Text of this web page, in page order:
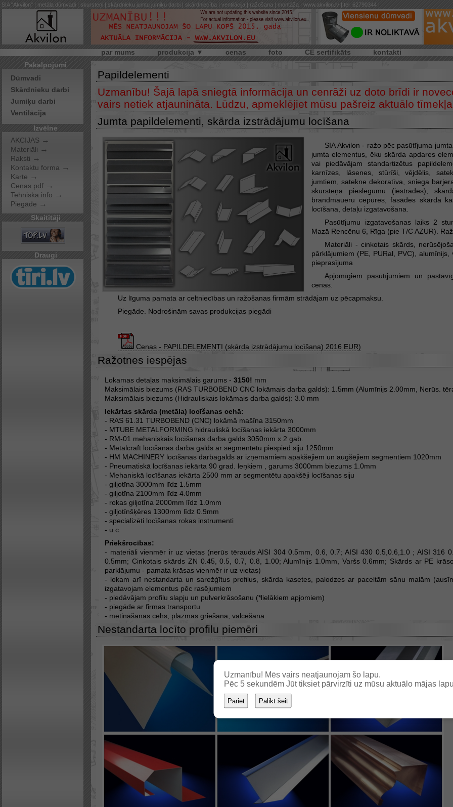
SIA "Akvilon" | metāla dūmvadi | skursteņi | skārdnieku jumtu jumiķu darbi | skārdniecība | ventilācija | ražošana | montāža | www.akvilon.lv | tel. 62790344 |
par mums produkcija ▼ cenas foto CE sertifikāts
kontakti
Pakalpojumi
Dūmvadi
Skārdnieku darbi
Jumiķu darbi
Ventilācija
Izvēlne
AKCIJAS →
Materiāli →
Raksti →
Kontaktu forma →
Karte →
Cenas pdf →
Tehniskā info →
Piegāde →
Skaitītāji
Draugi
Papildelementi
Uzmanību! Šajā lapā sniegtā informācija un cenrāži uz doto brīdi ir
vairs netiek atjaunināta. Lūdzu, apmeklējiet mūsu pašreiz aktuālo
Jumta papildelementi, skārda izstrādājumu locīšana
SIA Akvilon - ražo pēc pasūtījuma
jumta elementus, ēku skārda apdares
vai piedāvājam standartizētus
karnīzes, lāsenes, stūrīši, vējdēlis,
jumtiem, satekne dekoratīva, sniega
skursteņa pieslēgumu (iestrādes),
brandmaueru cepures, fasādes skārda
locīšana, detaļu izgatavošana.
Pasūtījumu izgatavošanas laiks 2
Mazā Rencēnu 6, Rīga (pie T/C AZUR).
Materiāli - cinkotais skārds,
pārklājumiem (PE, PURal, PVC),
pieprasījuma
Apjomīgiem pasūtījumiem un
cenas.
Uz līguma pamata ar celtniecības un ražošanas firmām strādājam uz pēcapmaksu.
Piegāde. Nodrošinām savas produkcijas piegādi
Cenas - PAPILDELEMENTI (skārda izstrādājumu locīšana) 2016 EUR)
Ražotnes iespējas
Lokamas detaļas maksimālais garums - 3150! mm
Maksimālais biezums (RAS TURBOBEND CNC lokāmais darba galds): 1.5mm (Alumīnijs 2.00mm, Nerūs.
Maksimālais biezums (Hidrauliskais lokāmais darba galds): 3.0 mm
Iekārtas skārda (metāla) locīšanas cehā:
- RAS 61.31 TURBOBEND (CNC) lokāmā mašīna 3150mm
- MTUBE METALFORMING hidrauliskā locīšanas iekārta 3000mm
- RM-01 mehaniskais locīšanas darba galds 3050mm x 2 gab.
- Metalcraft locīšanas darba galds ar segmentētu piespied siju 1250mm
- HM MACHINERY locīšanas darbagalds ar izņemamiem apakšējiem un augšējiem segmentiem 1020mm
- Pneumatiskā locīšanas iekārta 90 grad. leņkiem , garums 3000mm biezums 1.0mm
- Mehaniskā locīšanas iekārta 2500 mm ar segmentētu apakšēji locīšanas siju
- giljotīna 3000mm līdz 1.5mm
- giljotīna 2100mm līdz 4.0mm
- rokas giljotīna 2000mm līdz 1.0mm
- giljotīnšķēres 1300mm līdz 0.9mm
- specializēti locīšanas rokas instrumenti
- u.c.
Priekšrocības:
- materiāli vienmēr ir uz vietas (nerūs tērauds AISI 304 0.5mm, 0.6, 0.7; AISI 430 0.5,0.6,1.0 ; AISI 316
0.5mm; Cinkotais skārds ZN 0.45, 0.5, 0.7, 0.8, 1.00; Alumīnijs 1.0mm, Varšs 0.6mm; Skārds ar PE
parklājumu - pamata krāsas vienmēr ir uz vietas)
- lokam arī nestandarta un sarežģītus profilus, skārda kasetes, palodzes ar paceltām sānu malām
izgatavojam elementus pēc rasējumiem
- piedāvājam profilu slapju un pulverkrāsošanu (*lielākiem apjomiem)
- piegāde ar firmas transportu
- metināšanas cehs, plazmas griešana, valcēšana
Nestandarta locīto profilu piemēri
Uzmanību! Mēs vairs neatjaunojam šo lapu.
Pēc 5sekundēm Jūt tiksiet pārvirzīti uz mūsu aktuālo mājas
Pāriet Palikt šeit